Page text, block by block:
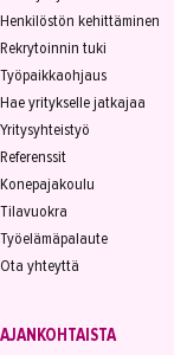
Henkilöstön kehittäminen
Rekrytoinnin tuki
Työpaikkaohjaus
Hae yritykselle jatkajaa
Yritysyhteistyö
Referenssit
Konepajakoulu
Tilavuokra
Työelämäpalaute
Ota yhteyttä
AJANKOHTAISTA